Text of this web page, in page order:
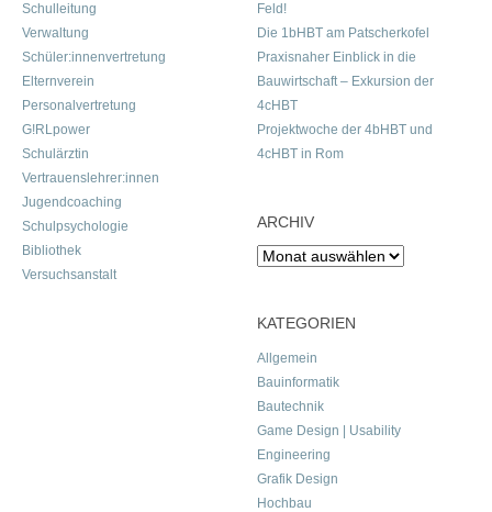
Schulleitung
Verwaltung
Schüler:innenvertretung
Elternverein
Personalvertretung
G!RLpower
Schulärztin
Vertrauenslehrer:innen
Jugendcoaching
Schulpsychologie
Bibliothek
Versuchsanstalt
Feld!
Die 1bHBT am Patscherkofel
Praxisnaher Einblick in die
Bauwirtschaft – Exkursion der
4cHBT
Projektwoche der 4bHBT und
4cHBT in Rom
ARCHIV
Archiv
KATEGORIEN
Allgemein
Bauinformatik
Bautechnik
Game Design | Usability
Engineering
Grafik Design
Hochbau